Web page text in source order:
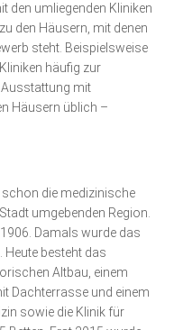
den umliegenden Kliniken
den Häusern, mit denen
steht. Beispielsweise
häufig zur
Ausstattung mit
Häusern üblich –
die medizinische
umgebenden Region.
Damals wurde das
Heute besteht das
Altbau, einem
Dach­terras­se und einem
sowie die Klinik für